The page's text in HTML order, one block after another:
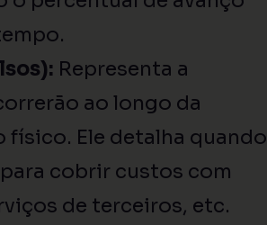
Representa a
ao longo da
físico. Ele detalha quando
cobrir custos com
de terceiros, etc.